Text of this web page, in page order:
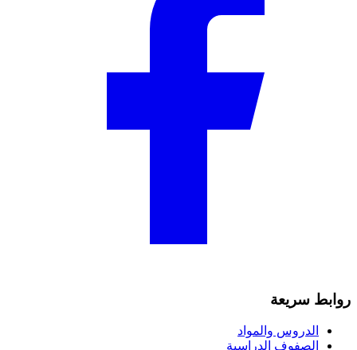
روابط سريعة
الدروس والمواد
الصفوف الدراسية